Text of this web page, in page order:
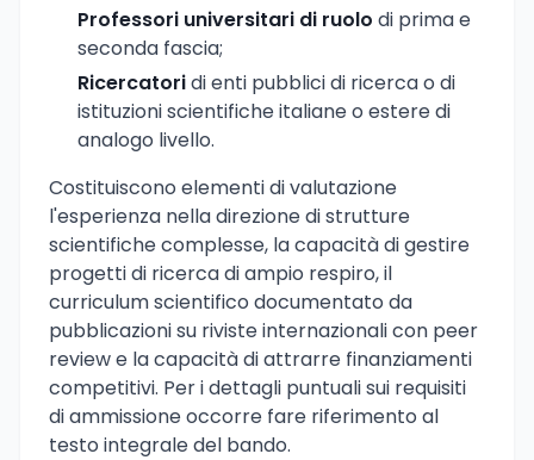
Professori universitari di ruolo di prima e
seconda fascia;
Ricercatoridi enti pubblici di ricerca o di
istituzioni scientifiche italiane o estere di
analogo livello.
Costituiscono elementi di valutazione
l'esperienza nella direzione di strutture
scientifiche complesse, la capacità di gestire
progetti di ricerca di ampio respiro, il
curriculum scientifico documentato da
pubblicazioni su riviste internazionali con peer
review e la capacità di attrarre finanziamenti
competitivi. Per i dettagli puntuali sui requisiti
di ammissione occorre fare riferimento al
testo integrale del bando.